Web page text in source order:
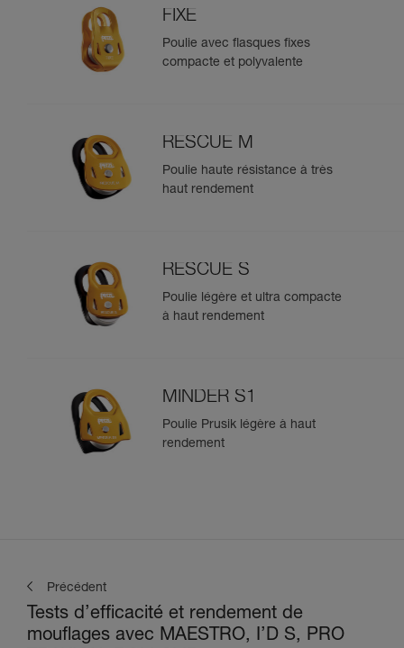
FIXE
Poulie avec flasques fixes
compacte et polyvalente
RESCUE M
Poulie haute résistance à très
haut rendement
RESCUE S
Poulie légère et ultra compacte
à haut rendement
MINDER S1
Poulie Prusik légère à haut
rendement
Précédent
Tests d’efficacité et rendement de
mouflages avec MAESTRO, I’D S, PRO